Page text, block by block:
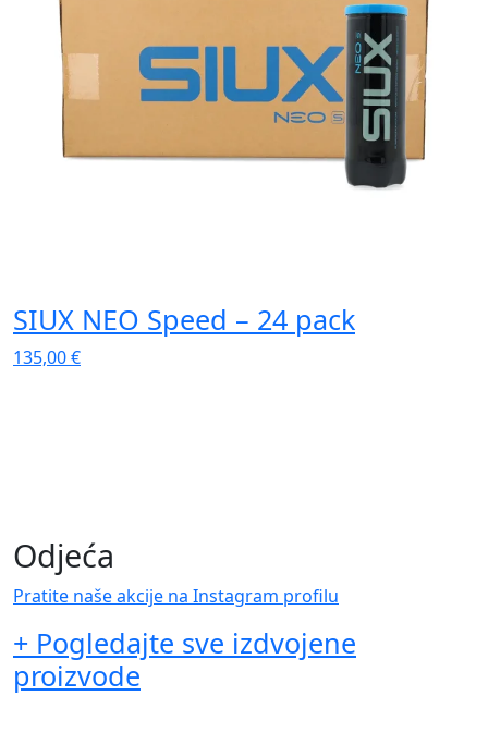
SIUX NEO Speed – 24 pack
135,00€
Odjeća
Pratite naše akcije na Instagram profilu
+ Pogledajte sve izdvojene
proizvode